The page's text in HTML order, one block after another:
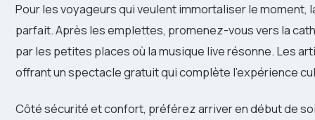
Pour les voyageurs qui veulent immortaliser le moment,
parfait. Après les emplettes, promenez-vous vers la
par les petites places où la musique live résonne. Les
offrant un spectacle gratuit qui complète l’expérience
Côté sécurité et confort, préférez arriver en début de